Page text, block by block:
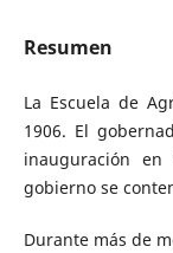
Resumen
La Escuela de
1906. El
inauguración
gobierno se
Durante más de